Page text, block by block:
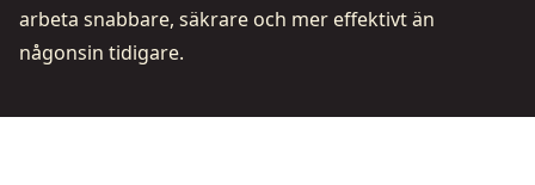
arbeta snabbare, säkrare och mer effektivt än
någonsin tidigare.